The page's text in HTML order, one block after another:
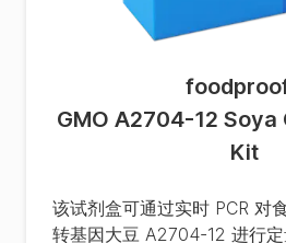
GMO A2704-12
Kit
该试剂盒可通过实时 PCR 对
转基因大豆 A2704-12 进行定